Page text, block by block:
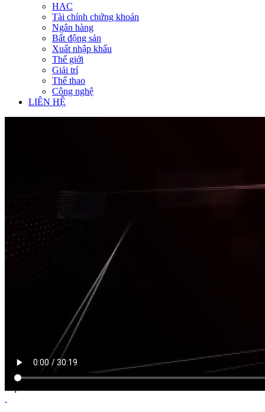
HAC
Tài chính chứng khoán
Ngân hàng
Bất động sản
Xuất nhập khẩu
Thế giới
Giải trí
Thể thao
Công nghệ
LIÊN HỆ